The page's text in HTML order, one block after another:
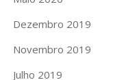
Dezembro 2019
Novembro 2019
Julho 2019